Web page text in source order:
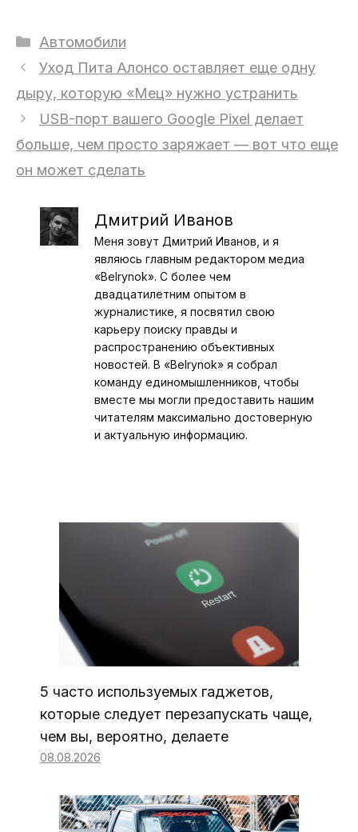
Рубрики
Автомобили
Уход Пита Алонсо оставляет еще одну
дыру, которую «Мец» нужно устранить
USB-порт вашего Google Pixel делает
больше, чем просто заряжает — вот что еще
он может сделать
Дмитрий Иванов
Меня зовут Дмитрий Иванов, и я
являюсь главным редактором медиа
«Belrynok». С более чем
двадцатилетним опытом в
журналистике, я посвятил свою
карьеру поиску правды и
распространению объективных
новостей. В «Belrynok» я собрал
команду единомышленников, чтобы
вместе мы могли предоставить нашим
читателям максимально достоверную
и актуальную информацию.
5 часто используемых гаджетов,
которые следует перезапускать чаще,
чем вы, вероятно, делаете
08.08.2026